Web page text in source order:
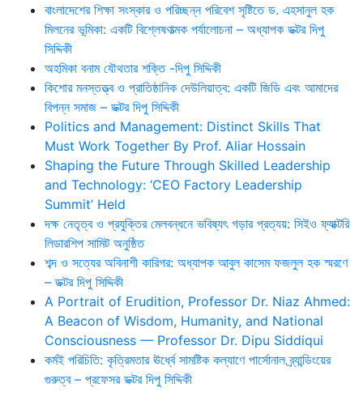
বাংলাদেশের শিক্ষা সংস্কার ও পরিচ্ছন্ন পরিবেশ সৃষ্টিতে ড. এহসানুল হক
মিলনের ভূমিকা: একটি বিশ্লেষণাত্মক পর্যালোচনা – অধ্যাপক ডক্টর দিপু
সিদ্দিকী
অহমিকা বনাম যৌথতার শক্তি -দিপু সিদ্দিকী
কিশোর মনস্তত্ত্ব ও প্রাতিষ্ঠানিক দেউলিয়াত্ব: একটি জিডি এবং আমাদের
বিপন্ন সমাজ – ডক্টর দিপু সিদ্দিকী
Politics and Management: Distinct Skills That
Must Work Together By Prof. Aliar Hossain
Shaping the Future Through Skilled Leadership
and Technology: ‘CEO Factory Leadership
Summit’ Held
দক্ষ নেতৃত্ব ও প্রযুক্তির মেলবন্ধনে ভবিষ্যৎ গড়ার প্রত্যয়: সিইও ফ্যাক্টরি
লিডারশিপ সামিট অনুষ্ঠিত
শব্দ ও সত্যের অবিনাশী কারিগর: অধ্যাপক আবুল কাসেম ফজলুল হক স্মরণে
– ডক্টর দিপু সিদ্দিকী
A Portrait of Erudition, Professor Dr. Niaz Ahmed:
A Beacon of Wisdom, Humanity, and National
Consciousness — Professor Dr. Dipu Siddiqui
কর্মই পরিচিতি: কৃত্রিমতার ঊর্ধ্বে সামষ্টিক কল্যাণে পার্সোনাল ব্র্যান্ডিংয়ের
গুরুত্ব – প্রফেসর ডক্টর দিপু সিদ্দিকী